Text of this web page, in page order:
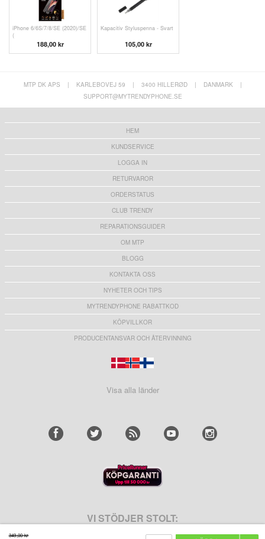
iPhone 6/6S/7/8/SE (2020)/SE
(
188,00 kr
Kapacitiv Styluspenna - Svart
105,00 kr
349,00 kr
MTP DK APS | KARLEBOVEJ 59 | 3400 HILLERØD | DANMARK
|
SUPPORT@MYTRENDYPHONE.SE
HEM
KUNDSERVICE
LOGGA IN
RETURVAROR
ORDERSTATUS
CLUB TRENDY
REPARATIONSGUIDER
OM MTP
BLOGG
KONTAKTA OSS
NYHETER OCH TIPS
MYTRENDYPHONE RABATTKOD
KÖPVILLKOR
PRODUCENTANSVAR OCH ÅTERVINNING
Visa alla länder
VI STÖDJER STOLT: